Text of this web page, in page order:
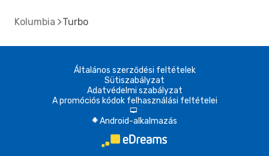
Kolumbia Turbo
Általános szerződési feltételek
Sütiszabályzat
Adatvédelmi szabályzat
A promóciós kódok felhasználási feltételei
d
A Android-alkalmazás